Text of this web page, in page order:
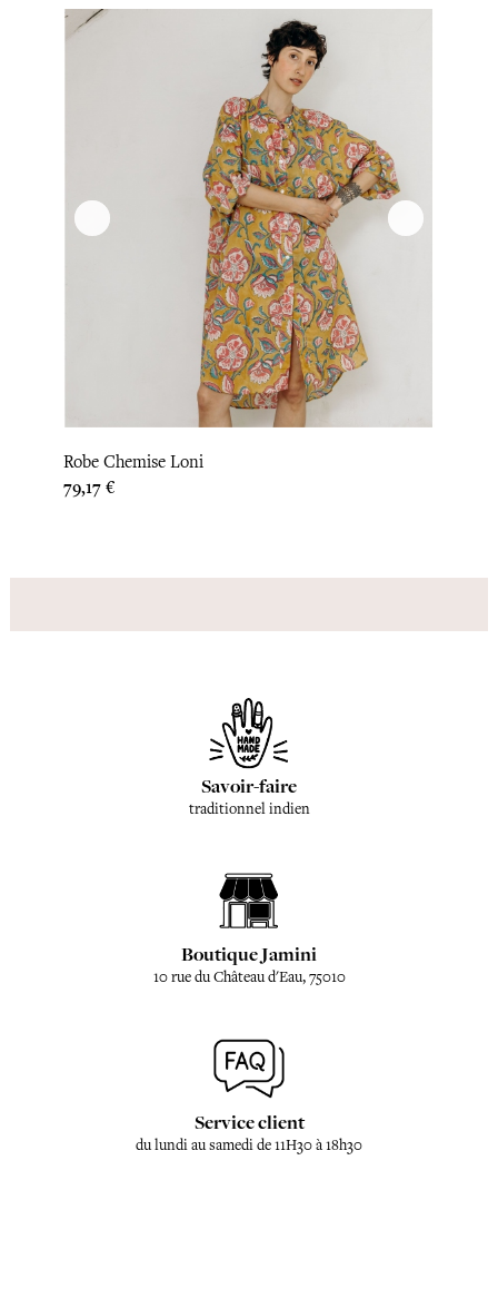
Robe Chemise Loni
Prix
79,17 €
Savoir-faire
traditionnel indien
Boutique Jamini
10 rue du Château d'Eau, 75010
Service client
du lundi au samedi de 11H30 à 18h30